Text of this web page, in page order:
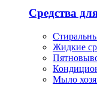
Средства
Жидкие
Мыло